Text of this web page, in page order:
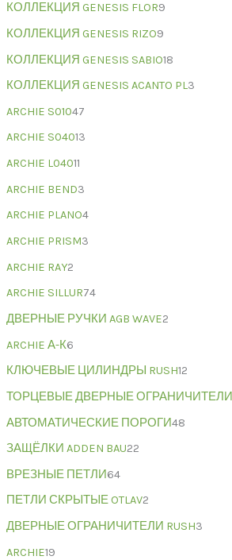
КОЛЛЕКЦИЯ GENESIS FLOR9
КОЛЛЕКЦИЯ GENESIS RIZO9
КОЛЛЕКЦИЯ GENESIS SABIO18
КОЛЛЕКЦИЯ GENESIS ACANTO PL3
ARCHIE S01047
ARCHIE S04013
ARCHIE L04011
ARCHIE BEND3
ARCHIE PLANO4
ARCHIE PRISM3
ARCHIE RAY2
ARCHIE SILLUR74
ДВЕРНЫЕ РУЧКИ AGB WAVE2
ARCHIE А-К6
КЛЮЧЕВЫЕ ЦИЛИНДРЫ RUSH12
ТОРЦЕВЫЕ ДВЕРНЫЕ ОГРАНИЧИТЕЛИ
АВТОМАТИЧЕСКИЕ ПОРОГИ48
ЗАЩЁЛКИ ADDEN BAU22
ВРЕЗНЫЕ ПЕТЛИ64
ПЕТЛИ СКРЫТЫЕ OTLAV2
ДВЕРНЫЕ ОГРАНИЧИТЕЛИ RUSH3
ARCHIE19